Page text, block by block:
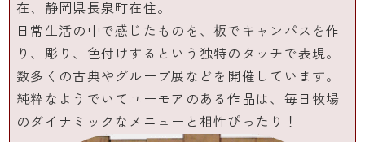
在、静岡県長泉町在住。
日常生活の中で感じたものを、板でキャンパスを作
り、彫り、色付けするという独特のタッチで表現。
数多くの古典やグループ展などを開催しています。
純粋なようでいてユーモアのある作品は、毎日牧場
のダイナミックなメニューと相性ぴったり！